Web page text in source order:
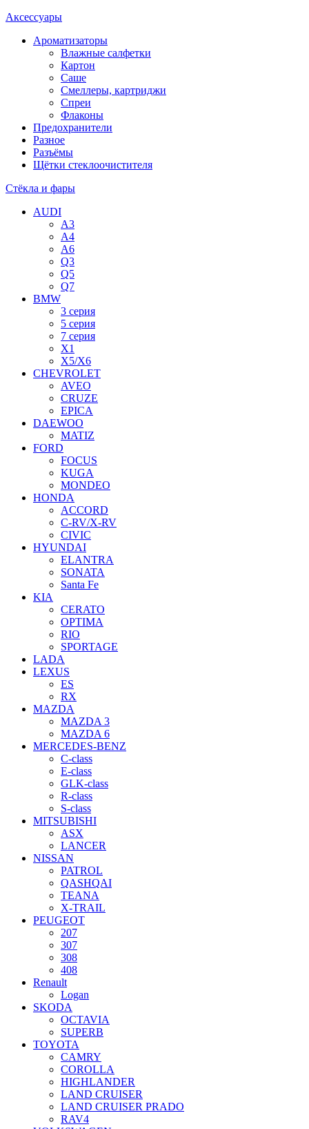
Аксессуары
Ароматизаторы
Влажные салфетки
Картон
Саше
Смеллеры, картриджи
Спреи
Флаконы
Предохранители
Разное
Разъёмы
Щётки стеклоочистителя
Стёкла и фары
AUDI
A3
A4
A6
Q3
Q5
Q7
BMW
3 серия
5 серия
7 серия
X1
X5/X6
CHEVROLET
AVEO
CRUZE
EPICA
DAEWOO
MATIZ
FORD
FOCUS
KUGA
MONDEO
HONDA
ACCORD
C-RV/X-RV
CIVIC
HYUNDAI
ELANTRA
SONATA
Santa Fe
KIA
CERATO
OPTIMA
RIO
SPORTAGE
LADA
LEXUS
ES
RX
MAZDA
MAZDA 3
MAZDA 6
MERCEDES-BENZ
C-class
E-class
GLK-class
R-class
S-class
MITSUBISHI
ASX
LANCER
NISSAN
PATROL
QASHQAI
TEANA
X-TRAIL
PEUGEOT
207
307
308
408
Renault
Logan
SKODA
OCTAVIA
SUPERB
TOYOTA
CAMRY
COROLLA
HIGHLANDER
LAND CRUISER
LAND CRUISER PRADO
RAV4